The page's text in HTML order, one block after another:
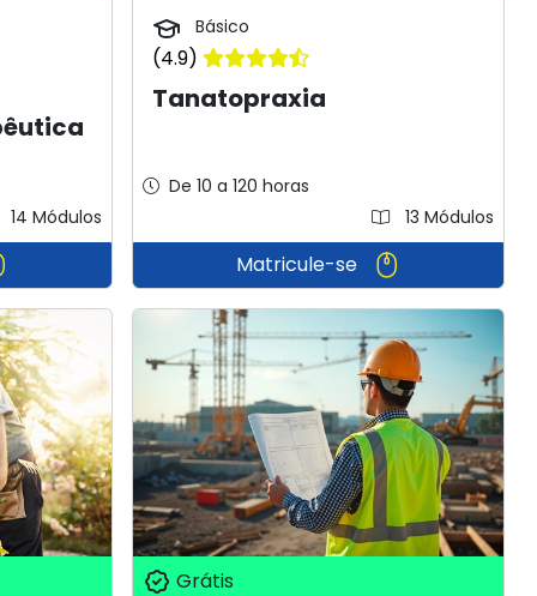
14 Módulos
Básico
(4.9)
Tanatopraxia
De 10 a 120 horas
13 Módulos
Matricule-se
Grátis